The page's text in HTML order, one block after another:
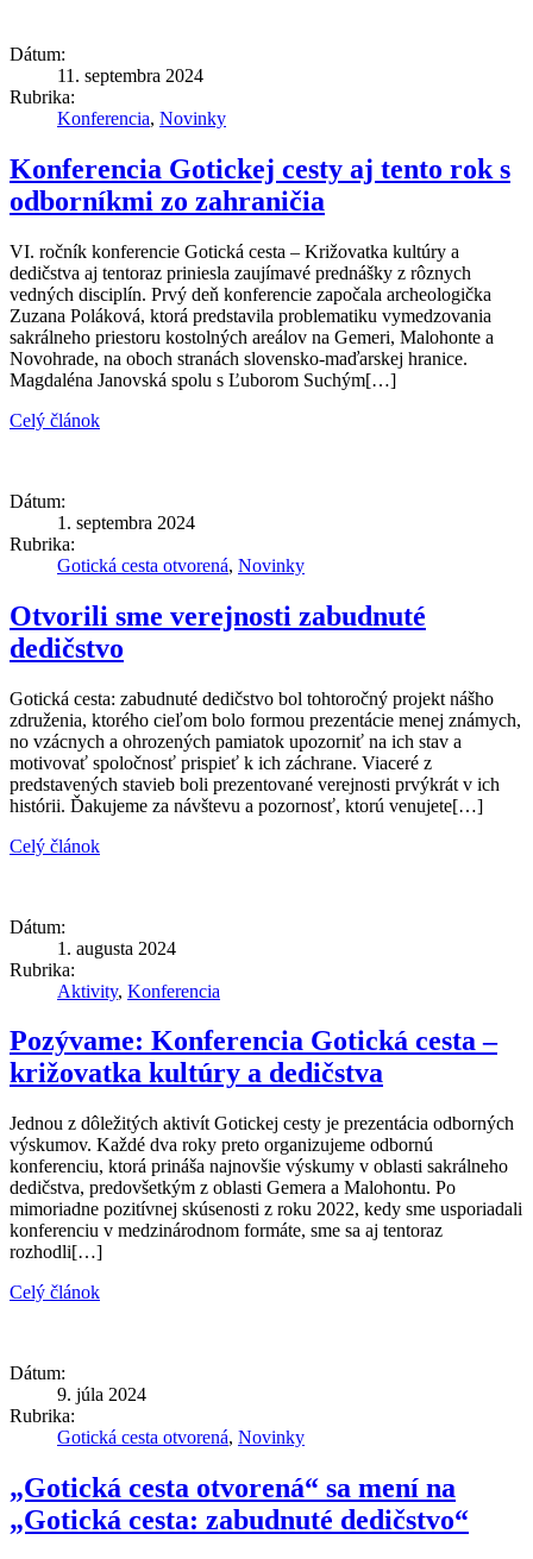
Dátum:
11. septembra 2024
Rubrika:
Konferencia, Novinky
Konferencia Gotickej cesty aj tento rok s
odborníkmi zo zahraničia
VI. ročník konferencie Gotická cesta – Križovatka kultúry a
dedičstva aj tentoraz priniesla zaujímavé prednášky z rôznych
vedných disciplín. Prvý deň konferencie započala archeologička
Zuzana Poláková, ktorá predstavila problematiku vymedzovania
sakrálneho priestoru kostolných areálov na Gemeri, Malohonte a
Novohrade, na oboch stranách slovensko-maďarskej hranice.
Magdaléna Janovská spolu s Ľuborom Suchým[…]
Celý článok
Dátum:
1. septembra 2024
Rubrika:
Gotická cesta otvorená, Novinky
Otvorili sme verejnosti zabudnuté
dedičstvo
Gotická cesta: zabudnuté dedičstvo bol tohtoročný projekt nášho
združenia, ktorého cieľom bolo formou prezentácie menej známych,
no vzácnych a ohrozených pamiatok upozorniť na ich stav a
motivovať spoločnosť prispieť k ich záchrane. Viaceré z
predstavených stavieb boli prezentované verejnosti prvýkrát v ich
histórii. Ďakujeme za návštevu a pozornosť, ktorú venujete[…]
Celý článok
Dátum:
1. augusta 2024
Rubrika:
Aktivity, Konferencia
Pozývame: Konferencia Gotická cesta –
križovatka kultúry a dedičstva
Jednou z dôležitých aktivít Gotickej cesty je prezentácia odborných
výskumov. Každé dva roky preto organizujeme odbornú
konferenciu, ktorá prináša najnovšie výskumy v oblasti sakrálneho
dedičstva, predovšetkým z oblasti Gemera a Malohontu. Po
mimoriadne pozitívnej skúsenosti z roku 2022, kedy sme usporiadali
konferenciu v medzinárodnom formáte, sme sa aj tentoraz
rozhodli[…]
Celý článok
Dátum:
9. júla 2024
Rubrika:
Gotická cesta otvorená, Novinky
„Gotická cesta otvorená“ sa mení na
„Gotická cesta: zabudnuté dedičstvo“